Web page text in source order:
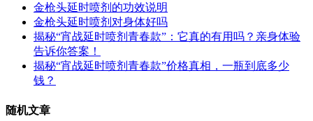
金枪头延时喷剂的功效说明
金枪头延时喷剂对身体好吗
揭秘“宵战延时喷剂青春款”：它真的有用吗？亲身体验
告诉你答案！
揭秘“宵战延时喷剂青春款”价格真相，一瓶到底多少
钱？
随机文章